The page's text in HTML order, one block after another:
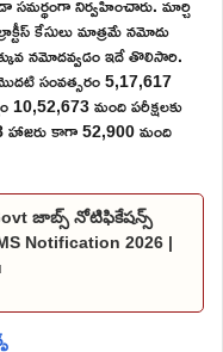
కేసులు మాత్రమే నమోదు
నమోదవ్వడం ఇదే తొలిసారి.
మొదటి సంవత్సరం 5,17,617
మంది పరీక్షలకు
హాజరు కాగా 52,900 మంది
జాబ్స్ నోటిఫికేషన్స్
Notification 2026 |